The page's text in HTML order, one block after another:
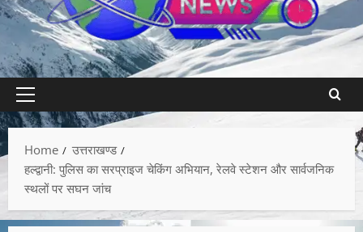
Home
उत्तराखण्ड
हल्द्वानी: पुलिस का सरप्राइज चेकिंग अभियान, रेलवे स्टेशन और सार्वजनिक
स्थलों पर सघन जांच